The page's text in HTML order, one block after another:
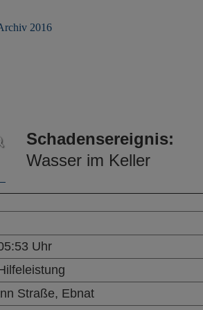
2016
Schadensereignis:
Wasser im Keller
Uhr
Straße, Ebnat